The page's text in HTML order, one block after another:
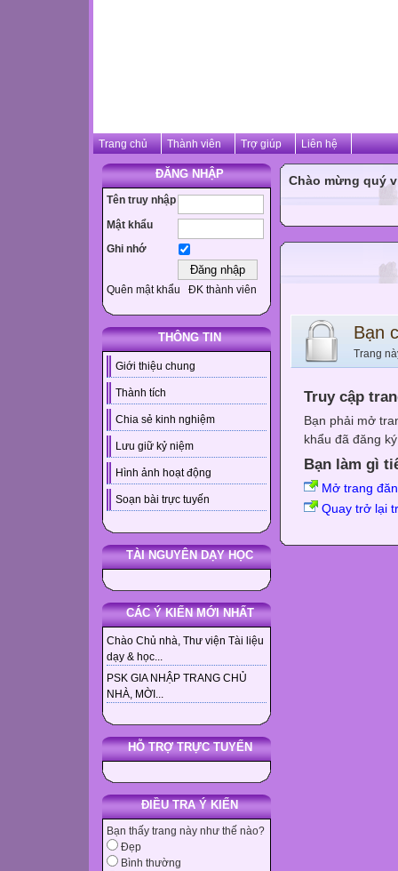
Trang chủ Thành viên Trợ giúp Liên hệ
ĐĂNG NHẬP
Tên truy nhập
Mật khẩu
Ghi nhớ
Quên mật khẩu ĐK thành viên
THÔNG TIN
Giới thiệu chung
Thành tích
Chia sẻ kinh nghiệm
Lưu giữ kỷ niệm
Hình ảnh hoạt động
Soạn bài trực tuyến
TÀI NGUYÊN DẠY HỌC
CÁC Ý KIẾN MỚI NHẤT
Chào Chủ nhà, Thư viện Tài liệu
dạy & học...
PSK GIA NHẬP TRANG CHỦ
NHÀ, MỜI...
HỖ TRỢ TRỰC TUYẾN
ĐIỀU TRA Ý KIẾN
Bạn thấy trang này như thế nào?
Đẹp
Bình thường
Chào mừng quý
Bạn
Trang
Truy cập
Bạn phải mở
khẩu đã đăng
Bạn làm gì
Mở trang
Quay trở lại